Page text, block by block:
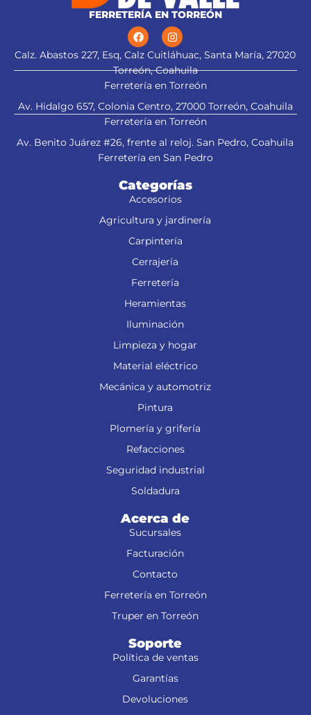
FERRETERÍA EN TORREÓN
Calz. Abastos 227, Esq, Calz Cuitláhuac, Santa María, 27020
Torreón, Coahuila
Ferretería en Torreón
Av. Hidalgo 657, Colonia Centro, 27000 Torreón, Coahuila
Ferretería en Torreón
Av. Benito Juárez #26, frente al reloj. San Pedro, Coahuila
Ferretería en San Pedro
Categorías
Accesorios
Agricultura y jardinería
Carpintería
Cerrajería
Ferretería
Heramientas
Iluminación
Limpieza y hogar
Material eléctrico
Mecánica y automotriz
Pintura
Plomería y grifería
Refacciones
Seguridad industrial
Soldadura
Acerca de
Sucursales
Facturación
Contacto
Ferretería en Torreón
Truper en Torreón
Soporte
Política de ventas
Garantías
Devoluciones